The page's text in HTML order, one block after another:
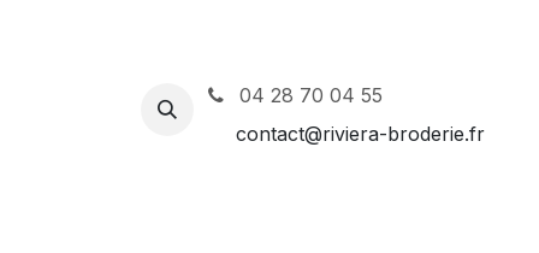
04 28 70 04 55
contact@riviera-broderie.fr